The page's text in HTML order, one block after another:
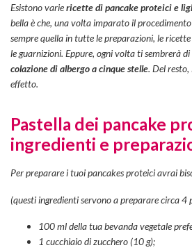
Esistono variericette di pancake proteici e
bella è che, una volta imparato il
sempre quella in tutte le preparazioni, le
le guarnizioni. Eppure, ogni volta ti sembrerà
colazione di albergo a cinque stelle. Del resto,
effetto.
Pastella dei pancake
ingredienti e
Per preparare i tuoi pancakes proteici avrai
(questi ingredienti servono a preparare circa 4
100 ml della tua bevanda vegetale
1 cucchiaio di zucchero(10 g);